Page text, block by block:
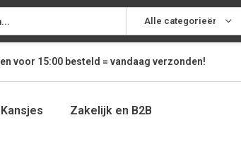
Alle categorieën
voor 15:00besteld = vandaag verzonden!
Zakelijk en B2B